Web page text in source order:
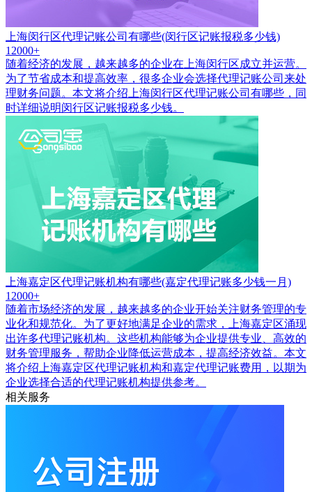
上海闵行区代理记账公司有哪些(闵行区记账报税多少钱)
12000+
随着经济的发展，越来越多的企业在上海闵行区成立并运营。
为了节省成本和提高效率，很多企业会选择代理记账公司来处
理财务问题。本文将介绍上海闵行区代理记账公司有哪些，同
时详细说明闵行区记账报税多少钱。
上海嘉定区代理记账机构有哪些(嘉定代理记账多少钱一月)
12000+
随着市场经济的发展，越来越多的企业开始关注财务管理的专
业化和规范化。为了更好地满足企业的需求，上海嘉定区涌现
出许多代理记账机构。这些机构能够为企业提供专业、高效的
财务管理服务，帮助企业降低运营成本，提高经济效益。本文
将介绍上海嘉定区代理记账机构和嘉定代理记账费用，以期为
企业选择合适的代理记账机构提供参考。
相关服务